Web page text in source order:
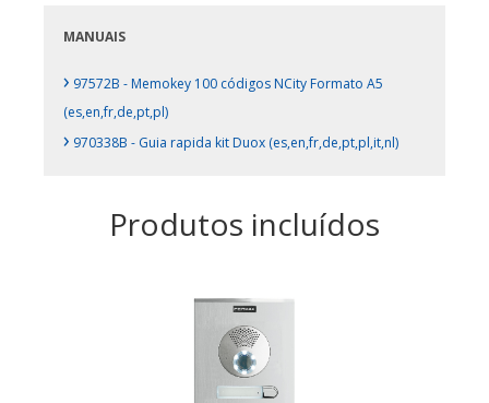
MANUAIS
› 97572B - Memokey 100 códigos NCity Formato A5
(es,en,fr,de,pt,pl)
› 970338B - Guia rapida kit Duox (es,en,fr,de,pt,pl,it,nl)
Produtos incluídos